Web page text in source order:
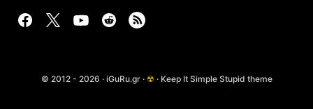
© 2012 - 2026 · iGuRu.gr · ☢ · Keep It Simple Stupid theme